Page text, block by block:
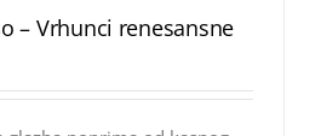
– Vrhunci renesansne